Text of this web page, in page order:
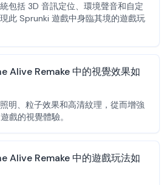
包括 3D 音訊定位、環境聲音和自定
此 Sprunki 遊戲中身臨其境的遊戲玩
Alive Remake 中的視覺效果如
明、粒子效果和高清紋理，從而增強
戲的視覺體驗。
Alive Remake 中的遊戲玩法如